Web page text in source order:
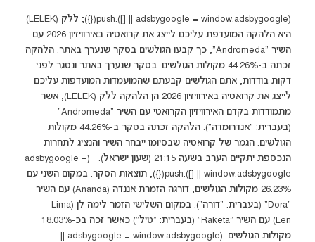
(adsbygoogle = window.adsbygoogle || []).push({}); ללק (LELEK)
היא הלהקה המועדפת עליכם לייצג את קרואטיה באירוויזיון 2026 עם
השיר "Andromeda", כך קבעו הגולשים בסקר שנערך באתר. הלהקה
זכתה ב-44.26% מקולות הגולשים. בסקר שנערך באתר ונסגר לפני
דקות בודדות, אתם הגולשים קבעתם שהמועמדות המועדפות עליכם
לייצג את קרואטיה באירוויזיון 2026 הן הלהקה ללק (LELEK), אשר
מתמודדות בקדם האירוויזיון הקרואטי עם השיר "Andromeda”
(בעברית: "אנדרומדה"). הלהקה זכתה בסקר ב-44.26% מקולות
הגולשים. הגמר של קרואטיה שבסיומו ייבחר השיר והנציג לתחרות
הנכספת יתקיים הערב בשעה 21:15 (שעון ישראל). (adsbygoogle =
window.adsbygoogle || []).push({}); תוצאות הסקר: במקום השני עם
26.23% מקולות הגולשים, דורגה הזמרת אננדה (Ananda) עם השיר
"Dora" (בעברית: "דורה"). במקום השלישי הזמר לימה לן (Lima
Len) עם השיר "Raketa" (בעברית: "טיל") כאשר זכה בכ-18.03%
מקולות הגולשים. (adsbygoogle = window.adsbygoogle ||